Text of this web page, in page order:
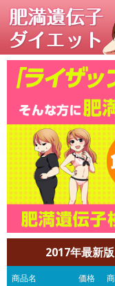
2017年最新
商品名 価格